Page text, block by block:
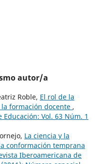
autor/a
Roble, El rol de la
formación docente ,
Vol. 63 Núm. 1
La ciencia y la
conformación temprana
Iberoamericana de